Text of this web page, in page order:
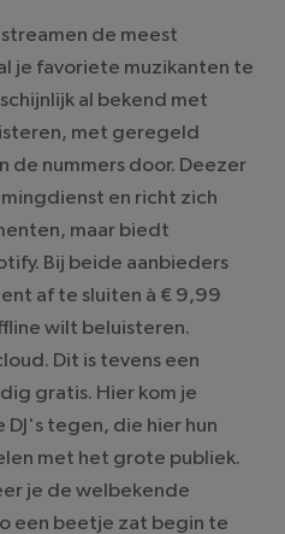
de meest
je favoriete muzikanten te
al bekend met
met geregeld
de nummers door. Deezer
en richt zich
maar biedt
Bij beide aanbieders
af te sluiten à € 9,99
wilt beluisteren.
Dit is tevens een
gratis. Hier kom je
tegen, die hier hun
met het grote publiek.
je de welbekende
een beetje zat begin te